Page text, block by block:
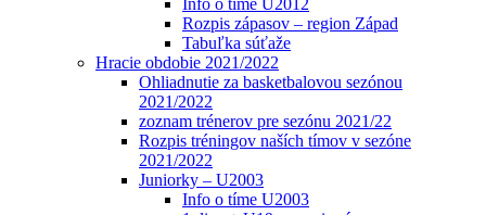
Rozpis zápasov – region Západ
Tabuľka súťaže
Hracie obdobie 2021/2022
Ohliadnutie za basketbalovou sezónou
2021/2022
zoznam trénerov pre sezónu 2021/22
Rozpis tréningov naších tímov v sezóne
2021/2022
Juniorky – U2003
Info o tíme U2003